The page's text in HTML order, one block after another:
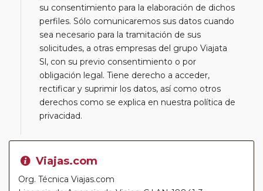
su consentimiento para la elaboración de dichos
perfiles. Sólo comunicaremos sus datos cuando
sea necesario para la tramitación de sus
solicitudes, a otras empresas del grupo Viajata
Sl, con su previo consentimiento o por
obligación legal. Tiene derecho a acceder,
rectificar y suprimir los datos, así como otros
derechos como se explica en nuestra política de
privacidad.
Viajas.com
Org. Técnica Viajas.com